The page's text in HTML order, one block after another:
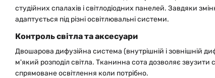
студійних спалахів і світлодіодних панелей. Завдяки
адаптується під різні освітлювальні системи.
Контроль світла та аксесуари
Двошарова дифузійна система (внутрішній і зовнішній
м'який розподіл світла. Тканинна сота дозволяє звузити
спрямоване освітлення коли потрібно.